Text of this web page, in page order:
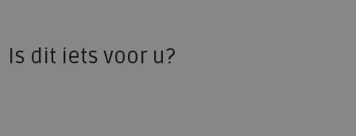
Is dit iets voor u?